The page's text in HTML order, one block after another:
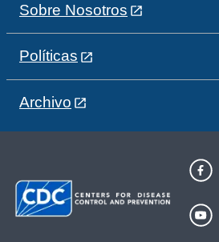
Sobre Nosotros
Políticas
Archivo